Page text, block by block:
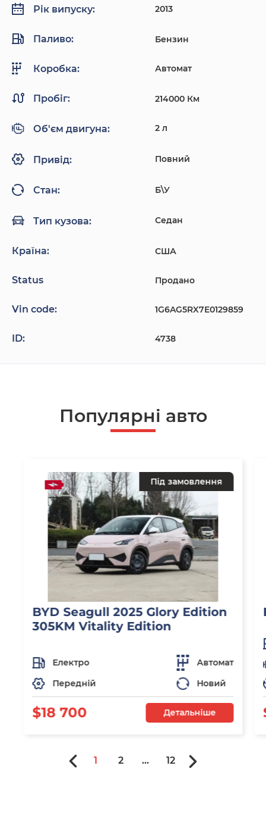
Рік випуску: 2013
Паливо: Бензин
Коробка: Автомат
Пробіг: 214000 Км
Об'єм двигуна: 2 л
Привід: Повний
Стан: Б\У
Тип кузова: Седан
Країна: США
Status Продано
Vin code: 1G6AG5RX7E0129859
ID: 4738
Популярнi авто
Під замовлення
BYD Seagull 2025 Glory Edition
305KM Vitality Edition
Електро
Автомат
Передній
Новий
$18 700 Детальніше
1 2 ... 12